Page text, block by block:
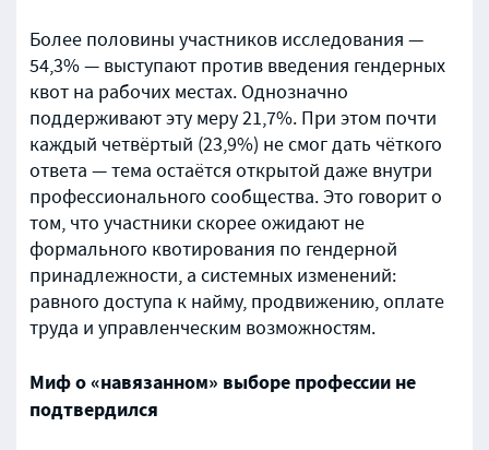
Более половины участников исследования —
54,3% — выступают против введения гендерных
квот на рабочих местах. Однозначно
поддерживают эту меру 21,7%. При этом почти
каждый четвёртый (23,9%) не смог дать чёткого
ответа — тема остаётся открытой даже внутри
профессионального сообщества. Это говорит о
том, что участники скорее ожидают не
формального квотирования по гендерной
принадлежности, а системных изменений:
равного доступа к найму, продвижению, оплате
труда и управленческим возможностям.
Миф о «навязанном» выборе профессии не
подтвердился